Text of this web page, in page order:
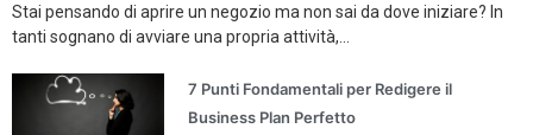
Stai pensando di aprire un negozio ma non sai da dove iniziare? In
tanti sognano di avviare una propria attività,...
7 Punti Fondamentali per Redigere il
Business Plan Perfetto